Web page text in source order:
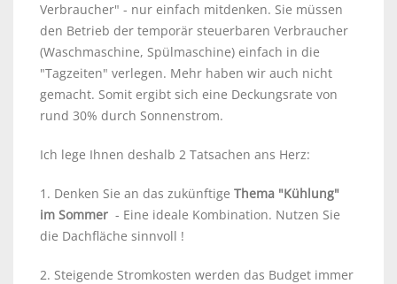
Verbraucher" - nur einfach mitdenken. Sie müssen
den Betrieb der temporär steuerbaren Verbraucher
(Waschmaschine, Spülmaschine) einfach in die
"Tagzeiten" verlegen. Mehr haben wir auch nicht
gemacht. Somit ergibt sich eine Deckungsrate von
rund 30% durch Sonnenstrom.
Ich lege Ihnen deshalb 2 Tatsachen ans Herz:
1. Denken Sie an das zukünftige Thema "Kühlung"
im Sommer - Eine ideale Kombination. Nutzen Sie
die Dachfläche sinnvoll !
2. Steigende Stromkosten werden das Budget immer